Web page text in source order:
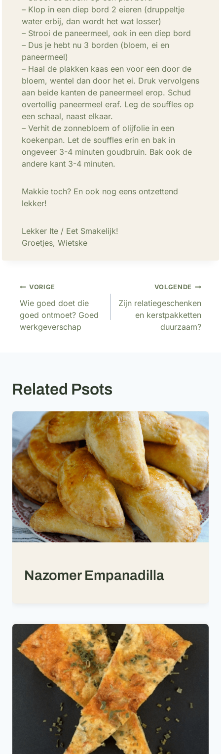
– Klop in een diep bord 2 eieren (druppeltje
water erbij, dan wordt het wat losser)
– Strooi de paneermeel, ook in een diep bord
– Dus je hebt nu 3 borden (bloem, ei en
paneermeel)
– Haal de plakken kaas een voor een door de
bloem, wentel dan door het ei. Druk vervolgens
aan beide kanten de paneermeel erop. Schud
overtollig paneermeel eraf. Leg de souffles op
een schaal, naast elkaar.
– Verhit de zonnebloem of olijfolie in een
koekenpan. Let de souffles erin en bak in
ongeveer 3-4 minuten goudbruin. Bak ook de
andere kant 3-4 minuten.
Makkie toch? En ook nog eens ontzettend
lekker!
Lekker Ite / Eet Smakelijk!
Groetjes, Wietske
Bericht
navigatie
VORIGE
Wie goed doet die
goed ontmoet? Goed
werkgeverschap
VOLGENDE
Zijn relatiegeschenken
en kerstpakketten
duurzaam?
Related Psots
Nazomer Empanadilla